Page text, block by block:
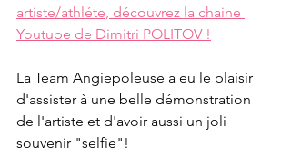
artiste/athléte, découvrez la chaine
Youtube de Dimitri POLITOV !
La Team Angiepoleuse a eu le plaisir
d'assister à une belle démonstration
de l'artiste et d'avoir aussi un joli
souvenir "selfie"!